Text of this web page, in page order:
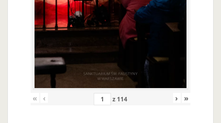
« ‹ z 114 › »